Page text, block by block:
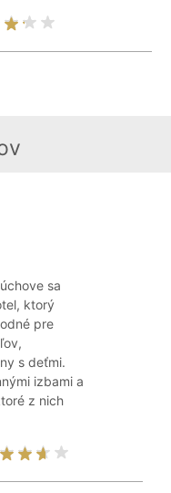
sa
ktorý
pre
s deťmi.
izbami a
z nich